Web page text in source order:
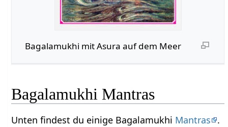
Bagalamukhi mit Asura auf dem Meer
Bagalamukhi Mantras
Unten findest du einige Bagalamukhi Mantras
.